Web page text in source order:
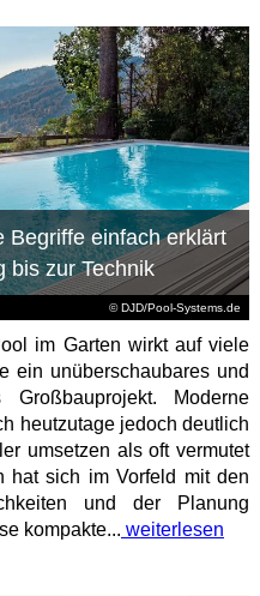
© DJD/Pool-Systems.de
Begriffe einfach erklärt
bis zur Technik
im Garten wirkt auf viele
ein unüberschaubares und
Großbauprojekt. Moderne
heutzutage jedoch deutlich
umsetzen als oft vermutet
hat sich im Vorfeld mit den
und der Planung
kompakte... weiterlesen